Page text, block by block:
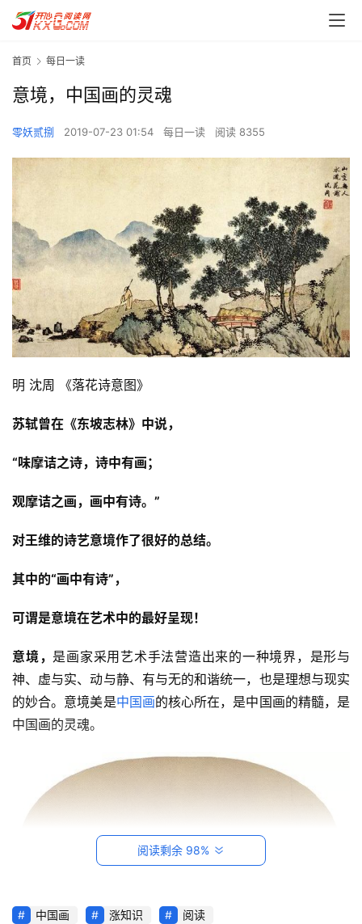
首页 每日一读
意境，中国画的灵魂
零妖贰捌 2019-07-23 01:54 每日一读 阅读 8355
明 沈周 《落花诗意图》
苏轼曾在《东坡志林》中说，
“味摩诘之诗，诗中有画；
观摩诘之画，画中有诗。”
对王维的诗艺意境作了很好的总结。
其中的“画中有诗”，
可谓是意境在艺术中的最好呈现！
意境， 是画家采用艺术手法营造出来的一种境界，是形与
神、虚与实、动与静、有与无的和谐统一，也是理想与现实
的妙合。意境美是中国画的核心所在，是中国画的精髓，是
中国画的灵魂。
阅读剩余 98%
中国画 涨知识 阅读